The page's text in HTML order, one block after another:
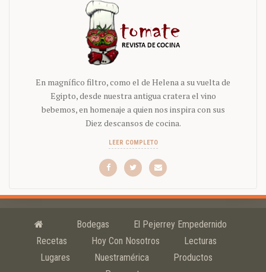
En magnífico filtro, como el de Helena a su vuelta de
Egipto, desde nuestra antigua cratera el vino
bebemos, en homenaje a quien nos inspira con sus
Diez descansos de cocina.
LEER COMPLETO
Bodegas
El Pejerrey Empedernido
Recetas
Hoy Con Nosotros
Lecturas
Lugares
Nuestramérica
Productos